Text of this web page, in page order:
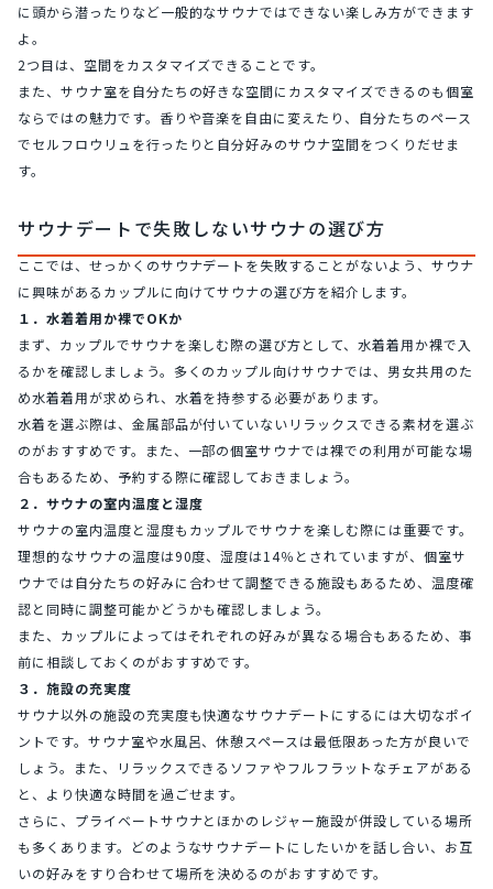
に頭から潜ったりなど一般的なサウナではできない楽しみ方ができます
よ。
2つ目は、空間をカスタマイズできることです。
また、サウナ室を自分たちの好きな空間にカスタマイズできるのも個室
ならではの魅力です。香りや音楽を自由に変えたり、自分たちのペース
でセルフロウリュを行ったりと自分好みのサウナ空間をつくりだせま
す。
サウナデートで失敗しないサウナの選び方
ここでは、せっかくのサウナデートを失敗することがないよう、サウナ
に興味があるカップルに向けてサウナの選び方を紹介します。
１．水着着用か裸でOKか
まず、カップルでサウナを楽しむ際の選び方として、水着着用か裸で入
るかを確認しましょう。多くのカップル向けサウナでは、男女共用のた
め水着着用が求められ、水着を持参する必要があります。
水着を選ぶ際は、金属部品が付いていないリラックスできる素材を選ぶ
のがおすすめです。また、一部の個室サウナでは裸での利用が可能な場
合もあるため、予約する際に確認しておきましょう。
２．サウナの室内温度と湿度
サウナの室内温度と湿度もカップルでサウナを楽しむ際には重要です。
理想的なサウナの温度は90度、湿度は14％とされていますが、個室サ
ウナでは自分たちの好みに合わせて調整できる施設もあるため、温度確
認と同時に調整可能かどうかも確認しましょう。
また、カップルによってはそれぞれの好みが異なる場合もあるため、事
前に相談しておくのがおすすめです。
３．施設の充実度
サウナ以外の施設の充実度も快適なサウナデートにするには大切なポイ
ントです。サウナ室や水風呂、休憩スペースは最低限あった方が良いで
しょう。また、リラックスできるソファやフルフラットなチェアがある
と、より快適な時間を過ごせます。
さらに、プライベートサウナとほかのレジャー施設が併設している場所
も多くあります。どのようなサウナデートにしたいかを話し合い、お互
いの好みをすり合わせて場所を決めるのがおすすめです。